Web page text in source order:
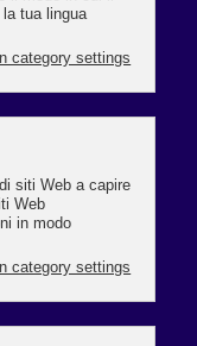
albergatore e non
IN SMART